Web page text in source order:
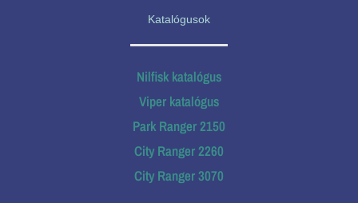
Katalógusok
Nilfisk katalógus
Viper katalógus
Park Ranger 2150
City Ranger 2260
City Ranger 3070